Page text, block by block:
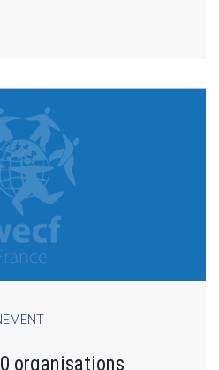
organisations